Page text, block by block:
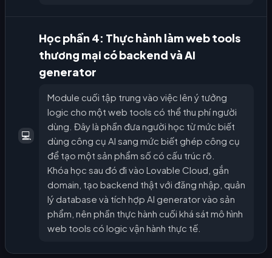
💻
Học phần 4: Thực hành làm web tools
thương mại có backend và AI
generator
Module cuối tập trung vào việc lên ý tưởng
logic cho một web tools có thể thu phí người
dùng. Đây là phần đưa người học từ mức biết
dùng công cụ AI sang mức biết ghép công cụ
để tạo một sản phẩm số có cấu trúc rõ.
Khóa học sau đó đi vào Lovable Cloud, gắn
domain, tạo backend thật với đăng nhập, quản
lý database và tích hợp AI generator vào sản
phẩm, nên phần thực hành cuối khá sát mô hình
web tools có logic vận hành thực tế.